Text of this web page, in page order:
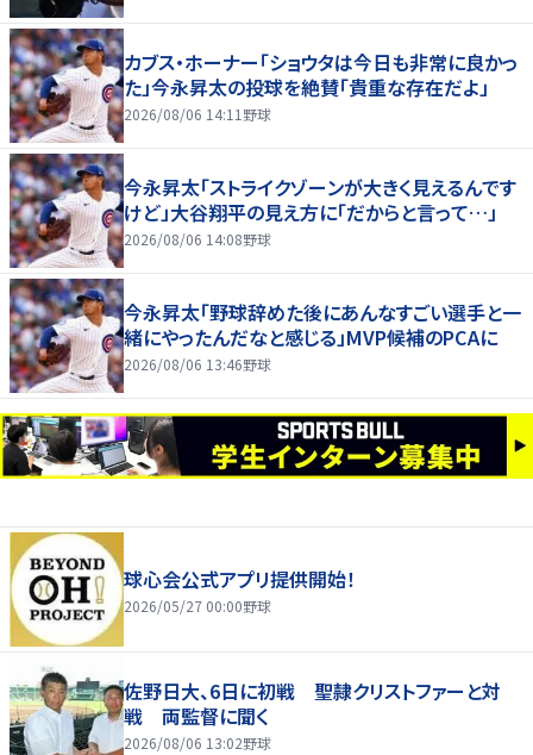
カブス・ホーナー「ショウタは今日も非常に良かっ
た」今永昇太の投球を絶賛「貴重な存在だよ」
2026/08/06 14:11 野球
今永昇太「ストライクゾーンが大きく見えるんです
けど」大谷翔平の見え方に「だからと言って…」
2026/08/06 14:08野球
今永昇太「野球辞めた後にあんなすごい選手と一
緒にやったんだなと感じる」MVP候補のPCAに
2026/08/06 13:46野球
球心会公式アプリ提供開始！
2026/05/27 00:00野球
佐野日大、6日に初戦 聖隷クリストファーと対
戦 両監督に聞く
2026/08/06 13:02野球